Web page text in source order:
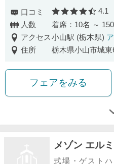
口コミ 口
4.1
人数
着席：10名 ～
アクセス小山駅 (栃木県)
住所
栃木県小山市城東
フェアをみる
メゾン エル
式場・ゲストハ